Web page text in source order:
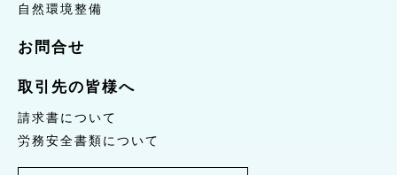
自然環境整備
お問合せ
取引先の皆様へ
請求書について
労務安全書類について